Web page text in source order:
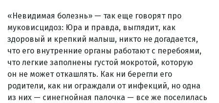
«Невидимая болезнь» — так еще говорят про
муковисцидоз: Юра и правда, выглядит, как
здоровый и крепкий малыш, никто не догадается,
что его внутренние органы работают с перебоями,
что легкие заполнены густой мокротой, которую
он не может откашлять. Как ни берегли его
родители, как ни ограждали от инфекций, но одна
из них — синегнойная палочка — все же поселилась